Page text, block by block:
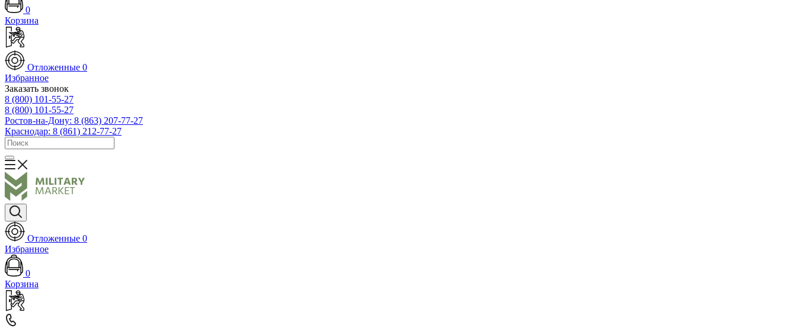
0
Корзина
Отложенные 0
Избранное
Заказать звонок
8 (800) 101-55-27
8 (800) 101-55-27
Ростов-на-Дону: 8 (863) 207-77-27
Краснодар: 8 (861) 212-77-27
Отложенные 0
Избранное
0
Корзина